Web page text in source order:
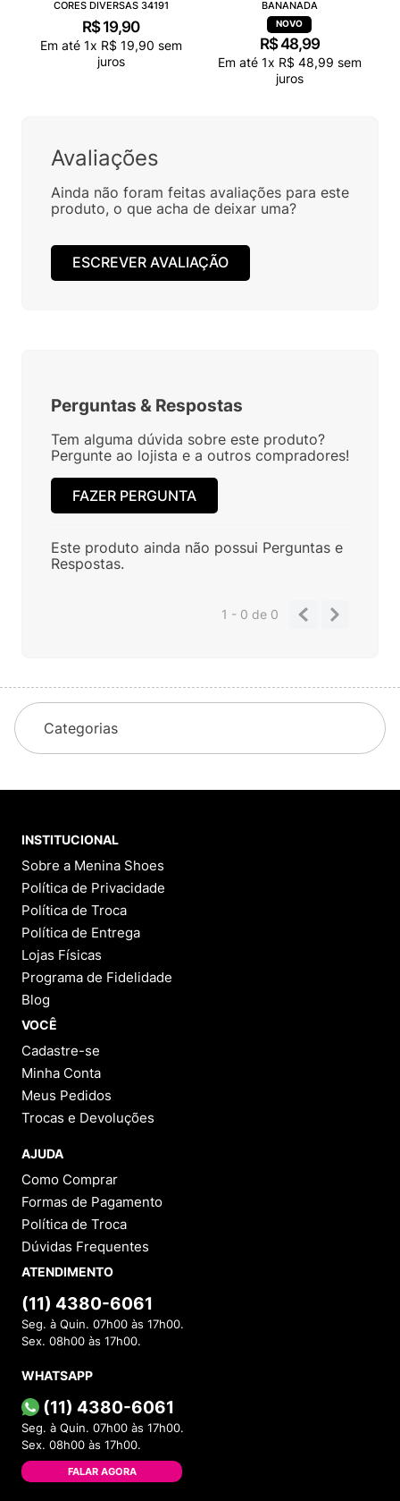
CORES DIVERSAS 34191
R$ 19,90
Em até 1x R$ 19,90 sem
juros
BANANADA
R$48,99
Em até 1x R$ 48,99 sem
juros
Avaliações
Ainda não foram feitas avaliações para este
produto, o que acha de deixar uma?
ESCREVER AVALIAÇÃO
Perguntas & Respostas
Tem alguma dúvida sobre este produto?
Pergunte ao lojista e a outros compradores!
FAZER PERGUNTA
Este produto ainda não possui Perguntas e
Respostas.
1 - 0de 0
Categorias
INSTITUCIONAL
Sobre a Menina Shoes
Política de Privacidade
Política de Troca
Política de Entrega
Lojas Físicas
Programa de Fidelidade
Blog
VOCÊ
Cadastre-se
Minha Conta
Meus Pedidos
Trocas e Devoluções
AJUDA
Como Comprar
Formas de Pagamento
Política de Troca
Dúvidas Frequentes
ATENDIMENTO
(11) 4380-6061
Seg. à Quin. 07h00 às 17h00.
Sex. 08h00 às 17h00.
WHATSAPP
(11) 4380-6061
Seg. à Quin. 07h00 às 17h00.
Sex. 08h00 às 17h00.
FALAR AGORA